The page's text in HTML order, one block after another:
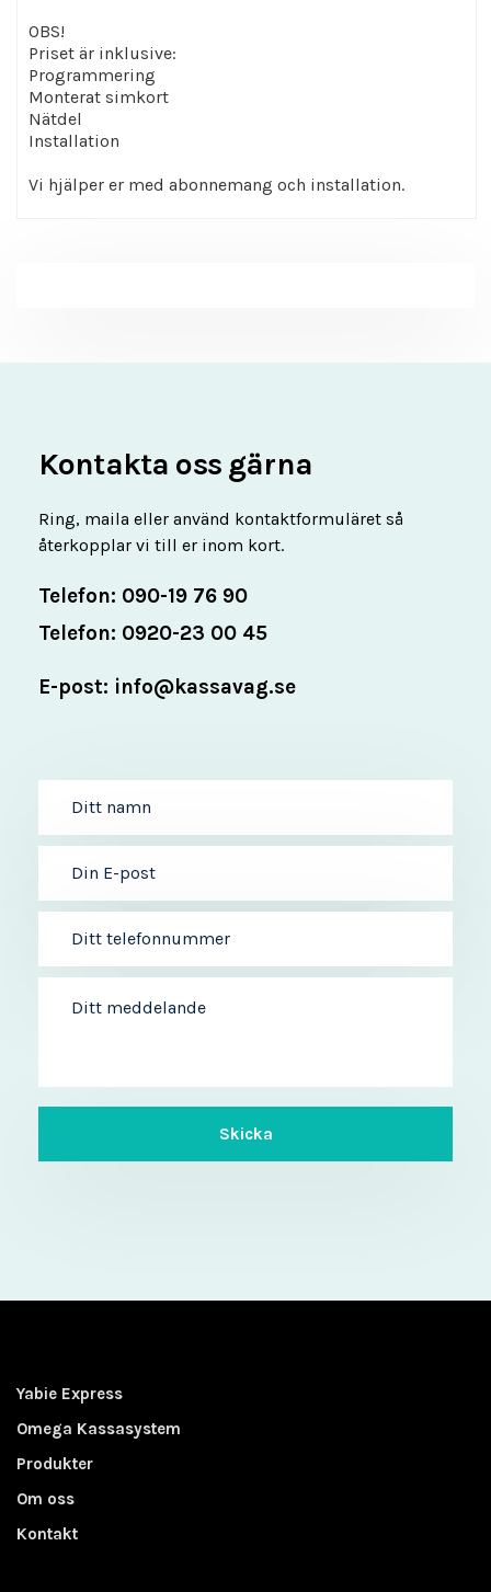
OBS!
Priset är inklusive:
Programmering
Monterat simkort
Nätdel
Installation
Vi hjälper er med abonnemang och installation.
Kontakta oss gärna
Ring, maila eller använd kontaktformuläret så
återkopplar vi till er inom kort.
Telefon: 090-19 76 90
Telefon: 0920-23 00 45
E-post: info@kassavag.se
Yabie Express
Omega Kassasystem
Produkter
Om oss
Kontakt